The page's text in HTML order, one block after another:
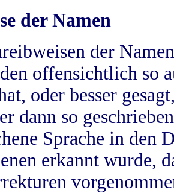
der Namen
der
offensichtlich so
oder besser
dann so
Sprache in
erkannt wurde,